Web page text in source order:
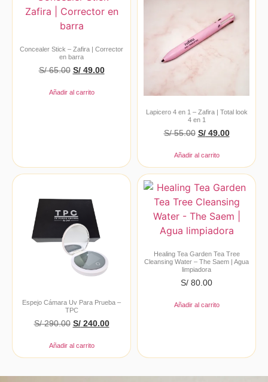
Concealer Stick – Zafira | Corrector
en barra
S/65.00 S/49.00
Añadir al carrito
Lapicero 4 en 1 – Zafira | Total look
4 en 1
S/55.00 S/49.00
Añadir al carrito
Espejo Cámara Uv Para Prueba –
TPC
S/290.00 S/240.00
Añadir al carrito
Healing Tea Garden Tea Tree
Cleansing Water – The Saem | Agua
limpiadora
S/ 80.00
Añadir al carrito